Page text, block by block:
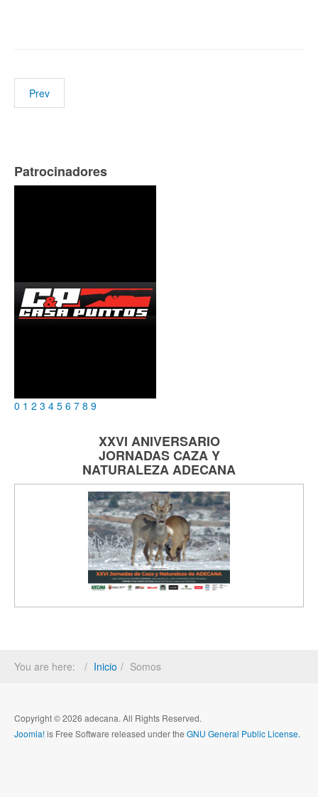
Prev
Patrocinadores
0 1 2 3 4 5 6 7 8 9
XXVI ANIVERSARIO
JORNADASCAZA Y
NATURALEZAADECANA
You are here: Inicio Somos
Copyright © 2026 adecana. All Rights Reserved.
Joomla!is Free Software released under the GNU General Public License.